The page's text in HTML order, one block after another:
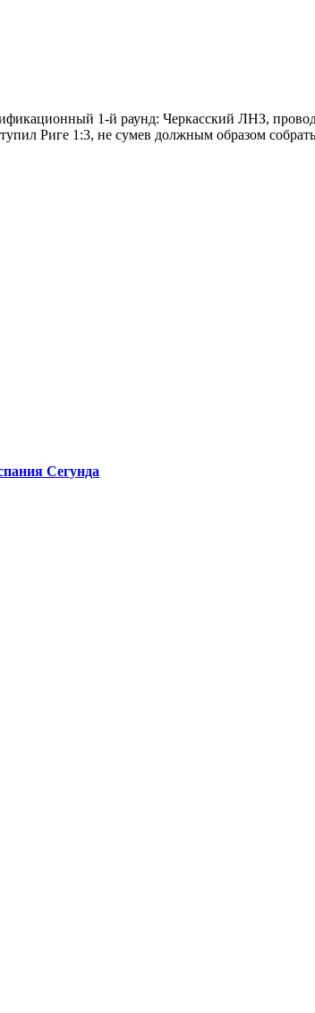
1-й раунд: Черкасский ЛНЗ,
Риге 1:3, не сумев должным образом
Сегунда